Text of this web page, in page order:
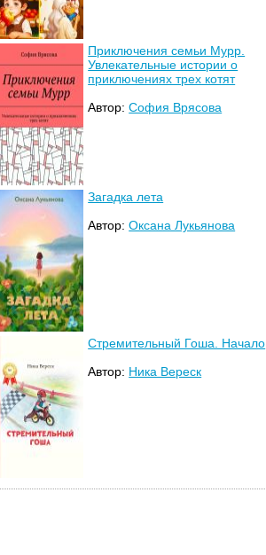
Приключения семьи Мурр.
Увлекательные истории о
приключениях трех котят
Автор:София Врясова
Загадка лета
Автор:Оксана Лукьянова
Стремительный Гоша. Начало
Автор: Ника Вереск